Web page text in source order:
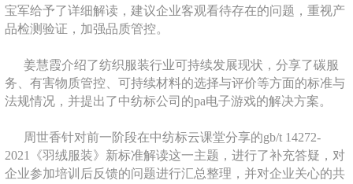
宝军给予了详细解读，建议企业客观看待存在的问题，重视产
品检测验证，加强品质管控。
姜慧霞介绍了纺织服装行业可持续发展现状，分享了碳服
务、有害物质管控、可持续材料的选择与评价等方面的标准与
法规情况，并提出了中纺标公司的pa电子游戏的解决方案。
周世香针对前一阶段在中纺标云课堂分享的gb/t 14272-
2021《羽绒服装》新标准解读这一主题，进行了补充答疑，对
企业参加培训后反馈的问题进行汇总整理，并对企业关心的共